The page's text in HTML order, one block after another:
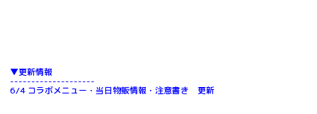
▼更新情報
--------------------
6/4 コラボメニュー・当日物販情報・注意書き 更新